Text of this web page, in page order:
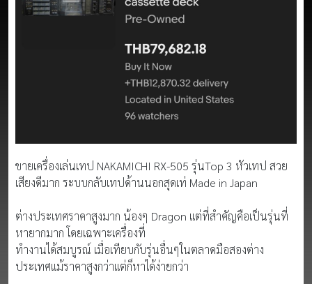
ขายเครื่องเล่นเทป NAKAMICHI RX-505 รุ่นTop 3 หัวเทป สวย
เสียงดีมาก ระบบกลับเทปด้านนอกสุดเท่ Made in Japan
ต่างประเทศราคาสูงมาก น้องๆ Dragon แต่ที่สำคัญคือเป็นรุ่นที่
หายากมาก โดยเฉพาะเครื่องที่
ทำงานได้สมบูรณ์ เมื่อเทียบกับรุ่นอื่นๆในตลาดมือสองต่าง
ประเทศแม้ราคาสูงกว่าแต่ก็หาได้ง่ายกว่า